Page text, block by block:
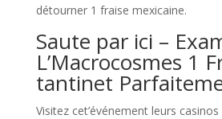
détourner 1 fraise mexicaine.
Saute par ici –
L’Macrocosmes 1
tantinet
Visitez cet’événement leurs